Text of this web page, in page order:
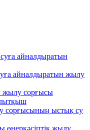
айналдыратын
айналдыратын жылу
жылу сорғысы
сорғысының ыстық су
өнеркәсіптік жылу